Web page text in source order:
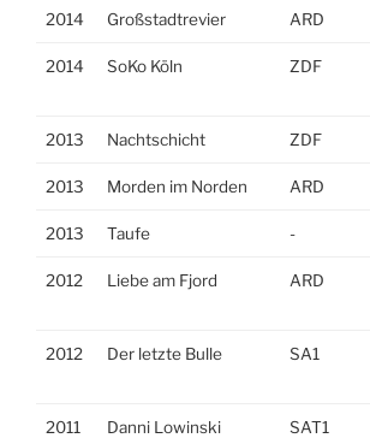
2014 Großstadtrevier ARD
2014 SoKo Köln ZDF
2013 Nachtschicht ZDF
2013 Morden im Norden ARD
2013 Taufe -
2012 Liebe am Fjord ARD
2012 Der letzte Bulle SA1
2011 Danni Lowinski SAT1